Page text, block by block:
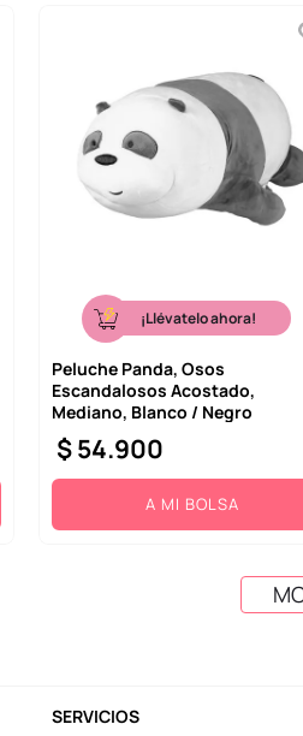
¡Llévatelo ahora!
Peluche Panda, Osos
Escandalosos Acostado,
Mediano, Blanco / Negro
$54.900
A MI BOLSA
SERVICIOS